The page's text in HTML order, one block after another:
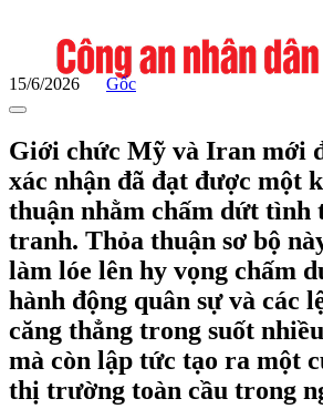
15/6/2026 Gốc
Giới chức Mỹ và Iran mới
xác nhận đã đạt được một
thuận nhằm chấm dứt tình
tranh. Thỏa thuận sơ bộ
làm lóe lên hy vọng chấm
hành động quân sự và các
căng thẳng trong suốt
mà còn lập tức tạo ra một
thị trường toàn cầu trong